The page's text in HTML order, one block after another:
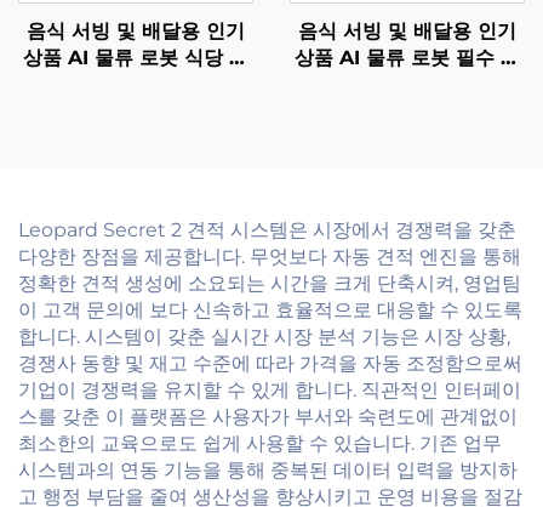
음식 서빙 및 배달용 인기
상품 AI 물류 로봇 식당 및
음식 서빙 및 배달용 인기
상품 AI 물류 로봇 필수 서
Leopard Secret 2 견적 시스템은 시장에서 경쟁력을 갖춘
다양한 장점을 제공합니다. 무엇보다 자동 견적 엔진을 통해
정확한 견적 생성에 소요되는 시간을 크게 단축시켜, 영업팀
이 고객 문의에 보다 신속하고 효율적으로 대응할 수 있도록
합니다. 시스템이 갖춘 실시간 시장 분석 기능은 시장 상황,
경쟁사 동향 및 재고 수준에 따라 가격을 자동 조정함으로써
기업이 경쟁력을 유지할 수 있게 합니다. 직관적인 인터페이
스를 갖춘 이 플랫폼은 사용자가 부서와 숙련도에 관계없이
최소한의 교육으로도 쉽게 사용할 수 있습니다. 기존 업무
시스템과의 연동 기능을 통해 중복된 데이터 입력을 방지하
고 행정 부담을 줄여 생산성을 향상시키고 운영 비용을 절감